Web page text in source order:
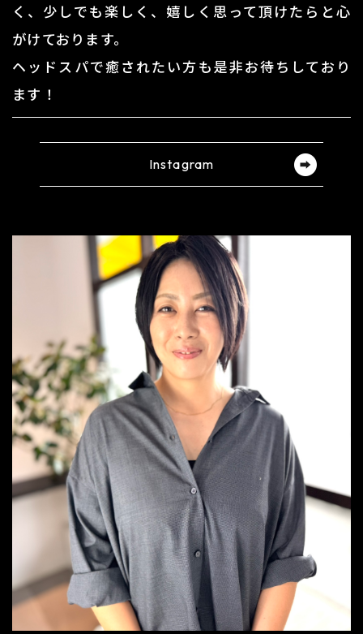
く、少しでも楽しく、嬉しく思って頂けたらと心
がけております。
ヘッドスパで癒されたい方も是非お待ちしており
ます！
Instagram